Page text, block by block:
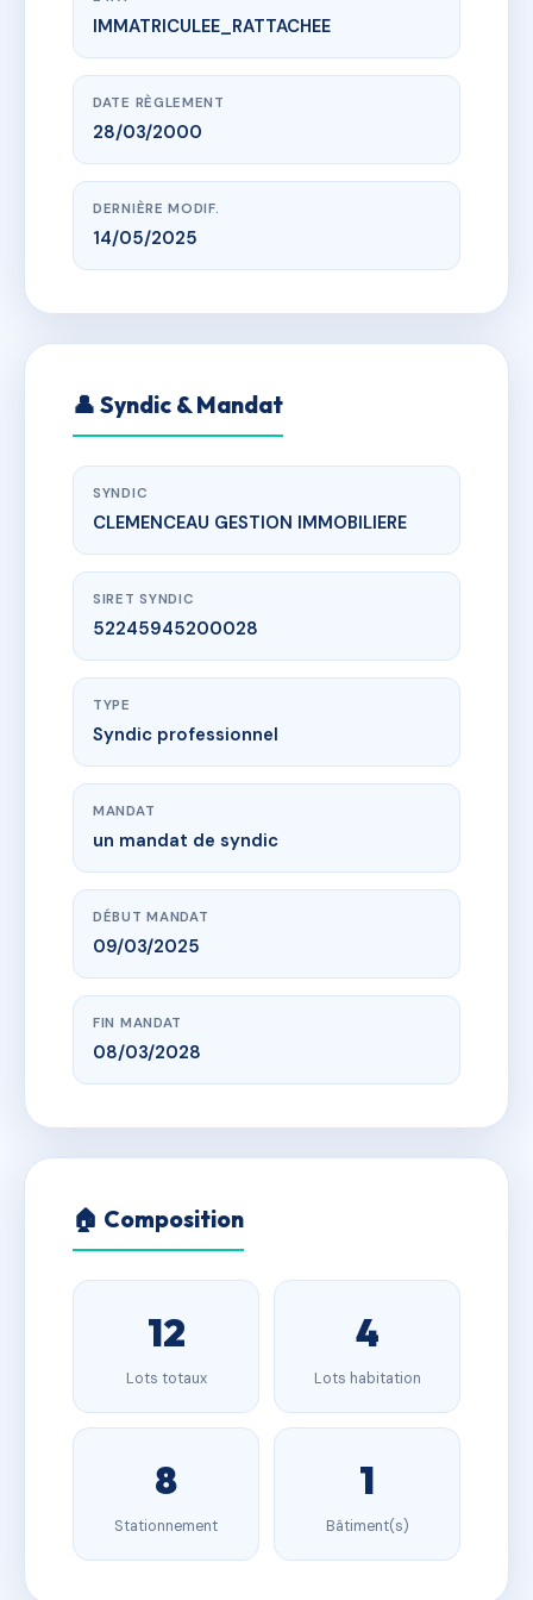
www.vme.plus/AC6408132
252 CLAIREFONTAINE TOULOUGES
4 r Jean Mermoz,66350 Toulouges
IMMATRICULEE_RATTACHEE
DATE RÈGLEMENT
28/03/2000
DERNIÈRE MODIF.
14/05/2025
👤 Syndic & Mandat
SYNDIC
CLEMENCEAU GESTION IMMOBILIERE
SIRET SYNDIC
52245945200028
TYPE
Syndic professionnel
MANDAT
un mandat de syndic
DÉBUT MANDAT
09/03/2025
FIN MANDAT
08/03/2028
🏠 Composition
12
Lots totaux
4
Lots habitation
8
Stationnement
1
Bâtiment(s)